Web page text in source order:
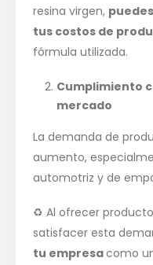
resina virgen,
tus costos de
fórmula utilizada.
Cumplimiento
mercado
La demanda de
aumento,
automotriz y de
♻️ Al ofrecer
satisfacer esta
tu empresacomo